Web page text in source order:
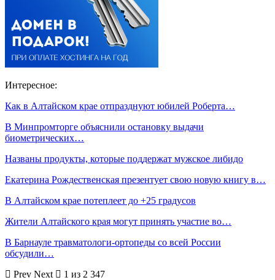
Интересное:
Как в Алтайском крае отпразднуют юбилей Роберта…
В Минпромторге объяснили остановку выдачи
биометрических…
Названы продукты, которые поддержат мужское либидо
Екатерина Рождественская презентует свою новую книгу в…
В Алтайском крае потеплеет до +25 градусов
Жители Алтайского края могут принять участие во…
В Барнауле травматологи-ортопеды со всей России
обсудили…
Prev Next
1 из 2 347